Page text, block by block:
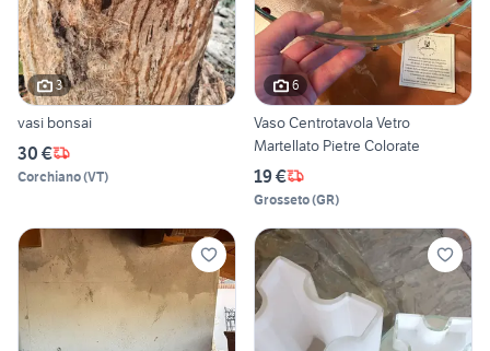
3
vasi bonsai
30 €
Corchiano(VT)
6
Vaso Centrotavola Vetro
Martellato Pietre Colorate
19 €
Grosseto(GR)